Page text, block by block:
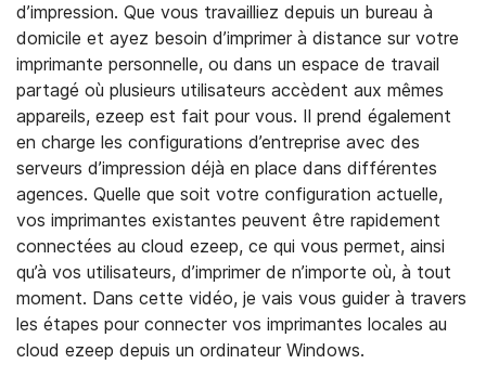
d’impression. Que vous travailliez depuis un bureau à
domicile et ayez besoin d’imprimer à distance sur votre
imprimante personnelle, ou dans un espace de travail
partagé où plusieurs utilisateurs accèdent aux mêmes
appareils, ezeep est fait pour vous. Il prend également
en charge les configurations d’entreprise avec des
serveurs d’impression déjà en place dans différentes
agences. Quelle que soit votre configuration actuelle,
vos imprimantes existantes peuvent être rapidement
connectées au cloud ezeep, ce qui vous permet, ainsi
qu’à vos utilisateurs, d’imprimer de n’importe où, à tout
moment. Dans cette vidéo, je vais vous guider à travers
les étapes pour connecter vos imprimantes locales au
cloud ezeep depuis un ordinateur Windows.